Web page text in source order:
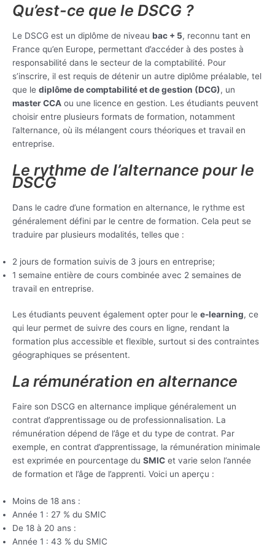
Qu’est-ce que le DSCG ?
Le DSCG est un diplôme de niveau bac + 5, reconnu tant en
France qu’en Europe, permettant d’accéder à des postes à
responsabilité dans le secteur de la comptabilité. Pour
s’inscrire, il est requis de détenir un autre diplôme préalable, tel
que le diplôme de comptabilité et de gestion (DCG), un
master CCA ou une licence en gestion. Les étudiants peuvent
choisir entre plusieurs formats de formation, notamment
l’alternance, où ils mélangent cours théoriques et travail en
entreprise.
Le rythme de l’alternance pour le
DSCG
Dans le cadre d’une formation en alternance, le rythme est
généralement défini par le centre de formation. Cela peut se
traduire par plusieurs modalités, telles que :
2 jours de formation suivis de 3 jours en entreprise;
1 semaine entière de cours combinée avec 2 semaines de
travail en entreprise.
Les étudiants peuvent également opter pour le e-learning, ce
qui leur permet de suivre des cours en ligne, rendant la
formation plus accessible et flexible, surtout si des contraintes
géographiques se présentent.
La rémunération en alternance
Faire son DSCG en alternance implique généralement un
contrat d’apprentissage ou de professionnalisation. La
rémunération dépend de l’âge et du type de contrat. Par
exemple, en contrat d’apprentissage, la rémunération minimale
est exprimée en pourcentage du SMIC et varie selon l’année
de formation et l’âge de l’apprenti. Voici un aperçu :
Moins de 18 ans :
Année 1 : 27 % du SMIC
De 18 à 20 ans :
Année 1 : 43 % du SMIC